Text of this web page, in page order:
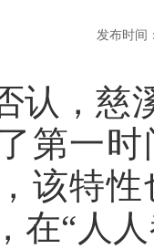
发布时间
，慈溪
第一
该特
在“人